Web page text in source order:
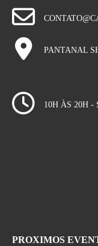
PANTANAL
10H ÀS 20H -
PROXIMOS